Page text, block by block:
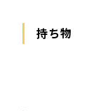
持ち物